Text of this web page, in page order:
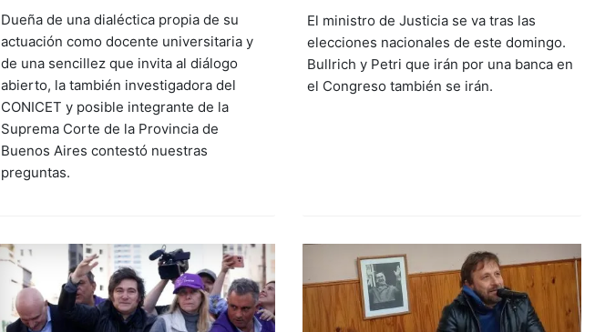
Dueña de una dialéctica propia de su
actuación como docente universitaria y
de una sencillez que invita al diálogo
abierto, la también investigadora del
CONICET y posible integrante de la
Suprema Corte de la Provincia de
Buenos Aires contestó nuestras
preguntas.
El ministro de Justicia se va tras las
elecciones nacionales de este domingo.
Bullrich y Petri que irán por una banca en
el Congreso también se irán.